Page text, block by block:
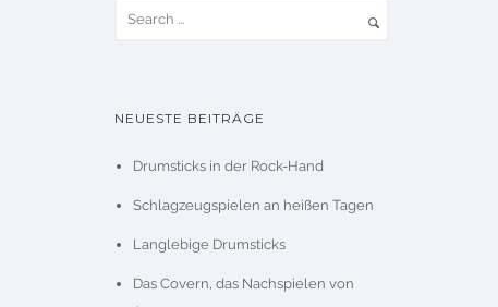
NEUESTE BEITRÄGE
Drumsticks in der Rock-Hand
Schlagzeugspielen an heißen Tagen
Langlebige Drumsticks
Das Covern, das Nachspielen von